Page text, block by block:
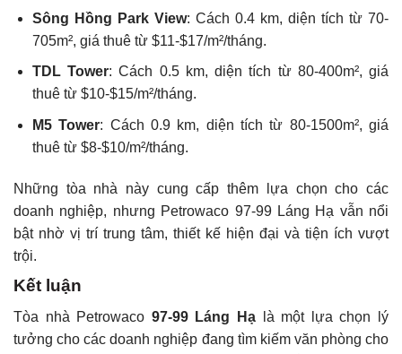
Sông Hồng Park View: Cách 0.4 km, diện tích từ 70-
705m², giá thuê từ $11-$17/m²/tháng.
TDL Tower: Cách 0.5 km, diện tích từ 80-400m², giá
thuê từ $10-$15/m²/tháng.
M5 Tower: Cách 0.9 km, diện tích từ 80-1500m², giá
thuê từ $8-$10/m²/tháng.
Những tòa nhà này cung cấp thêm lựa chọn cho các
doanh nghiệp, nhưng Petrowaco 97-99 Láng Hạ vẫn nổi
bật nhờ vị trí trung tâm, thiết kế hiện đại và tiện ích vượt
trội.
Kết luận
Tòa nhà Petrowaco 97-99 Láng Hạ là một lựa chọn lý
tưởng cho các doanh nghiệp đang tìm kiếm văn phòng cho